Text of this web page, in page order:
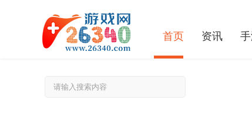
首页 资讯